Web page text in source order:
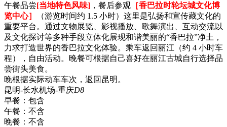
午餐品尝[当地特色风味] ，餐后参观 ［香巴拉时轮坛城文化博
览中心］
（游览时间约 1.5 小时）这里是弘扬和宣传藏文化的
重要平台。通过文物展览、影视播放、歌舞演出、互动交流以
及文化探讨等多种手段立体化展现和谐美丽的“香巴拉”净土，
力求打造世界的香巴拉文化体验。乘车返回丽江（约 4 小时车
程），自由活动。晚餐可根据自己喜好在丽江古城自行选择品
尝街头美食。
晚根据实际动车车次，返回昆明。
昆明-长水机场-重庆D8
早餐： 包含
午餐： 不含
晚餐： 不含